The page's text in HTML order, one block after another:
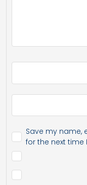
Save my name,
for the next time